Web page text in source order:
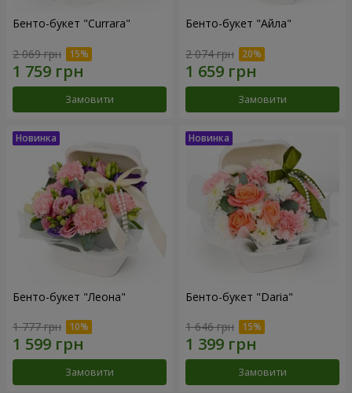
Бенто-букет "Currara"
2 069 грн
Замовити
Бенто-букет "Айла"
2 074 грн
Замовити
Бенто-букет "Леона"
1 777 грн
Замовити
Бенто-букет "Daria"
1 646 грн
Замовити